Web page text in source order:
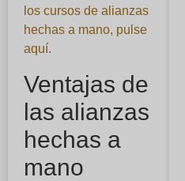
los cursos de alianzas
hechas a mano, pulse
aquí.
Ventajas de
las alianzas
hechas a
mano